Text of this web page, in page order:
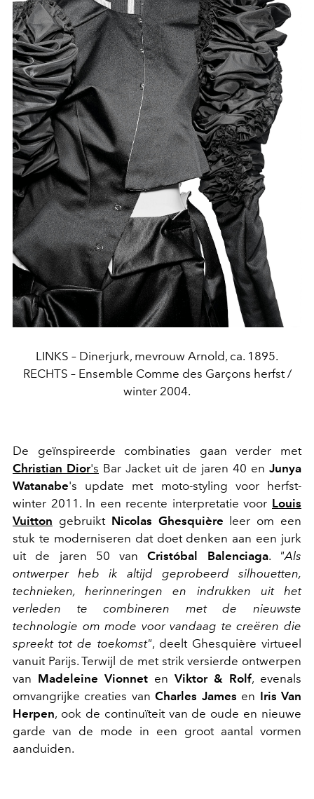
LINKS – Dinerjurk, mevrouw Arnold, ca. 1895.
RECHTS – Ensemble Comme des Garçons herfst /
winter 2004.
De geïnspireerde combinaties gaan verder met
Christian Dior's Bar Jacket uit de jaren 40 en Junya
Watanabe's update met moto-styling voor herfst-
winter 2011. In een recente interpretatie voor Louis
Vuitton gebruikt Nicolas Ghesquière leer om een
stuk te moderniseren dat doet denken aan een jurk
uit de jaren 50 vanCristóbal Balenciaga. "Als
ontwerper heb ik altijd geprobeerd silhouetten,
technieken, herinneringen en indrukken uit het
verleden te combineren met de nieuwste
technologie om mode voor vandaag te creëren die
spreekt tot de toekomst", deelt Ghesquière virtueel
vanuit Parijs. Terwijl de met strik versierde ontwerpen
van Madeleine Vionnet en Viktor & Rolf, evenals
omvangrijke creaties van Charles James en Iris Van
Herpen, ook de continuïteit van de oude en nieuwe
garde van de mode in een groot aantal vormen
aanduiden.